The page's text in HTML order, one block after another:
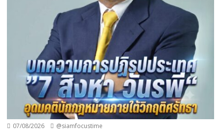
07/08/2026 @siamfocustime